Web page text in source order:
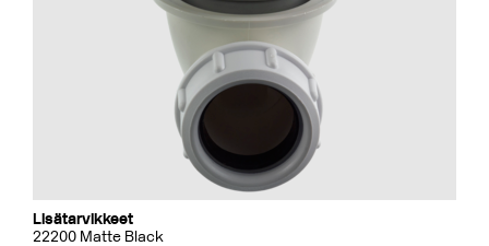
Lisätarvikkeet
22200 Matte Black